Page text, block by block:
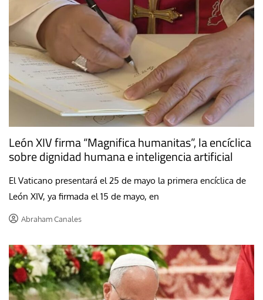
León XIV firma “Magnifica humanitas”, la encíclica
sobre dignidad humana e inteligencia artificial
El Vaticano presentará el 25 de mayo la primera encíclica de
León XIV, ya firmada el 15 de mayo, en
Abraham Canales